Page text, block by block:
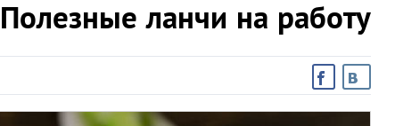
ланчи на работу